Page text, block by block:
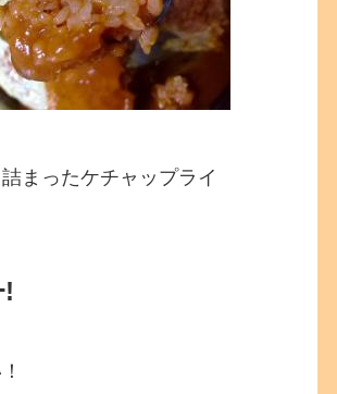
まったケチャップライ
!